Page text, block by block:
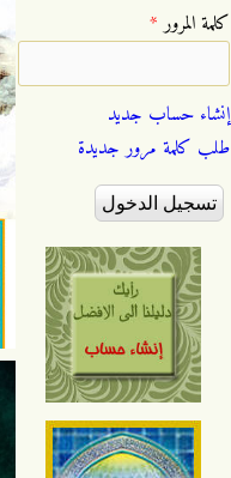
‏كلمة المرور ‏*
إنشاء حساب جديد
طلب كلمة مرور جديدة